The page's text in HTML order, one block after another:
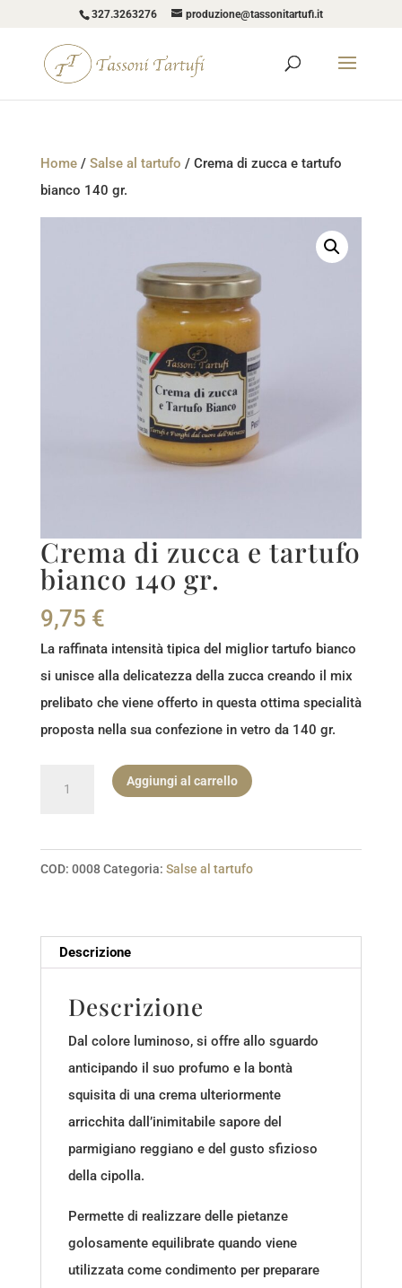
327.3263276 produzione@tassonitartufi.it
Home/ Salse al tartufo / Crema di zucca e tartufo
bianco 140 gr.
Crema di zucca e tartufo
bianco 140 gr.
9,75 €
La raffinata intensità tipica del miglior tartufo bianco
si unisce alla delicatezza della zucca creando il mix
prelibato che viene offerto in questa ottima specialità
proposta nella sua confezione in vetro da 140 gr.
140
gr.
Aggiungi al carrello
COD: 0008 Categoria: Salse al tartufo
Descrizione
Descrizione
Dal colore luminoso, si offre allo sguardo
anticipando il suo profumo e la bontà
squisita di una crema ulteriormente
arricchita dall’inimitabile sapore del
parmigiano reggiano e del gusto sfizioso
della cipolla.
Permette di realizzare delle pietanze
golosamente equilibrate quando viene
utilizzata come condimento per preparare